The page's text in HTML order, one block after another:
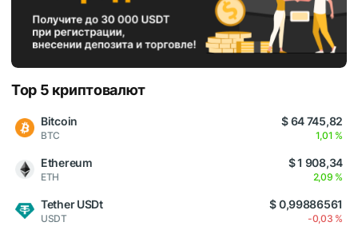
Top 5 криптовалют
Bitcoin
BTC
$ 64 745,82
1,01 %
Ethereum
ETH
$ 1 908,34
2,09 %
Tether USDt
USDT
$ 0,99886561
-0,03 %